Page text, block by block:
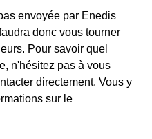
envoyée par Enedis
donc vous tourner
Pour savoir quel
n'hésitez pas à vous
directement. Vous y
sur le